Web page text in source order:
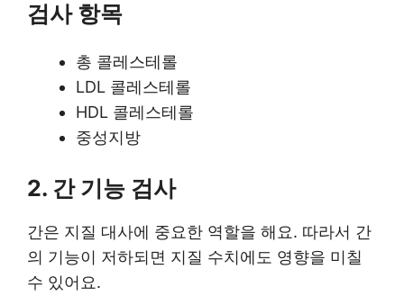
검사 항목
총 콜레스테롤
LDL 콜레스테롤
HDL 콜레스테롤
중성지방
2. 간 기능 검사
간은 지질 대사에 중요한 역할을 해요. 따라서 간
의 기능이 저하되면 지질 수치에도 영향을 미칠
수 있어요.